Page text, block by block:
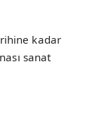
kadar
sanat